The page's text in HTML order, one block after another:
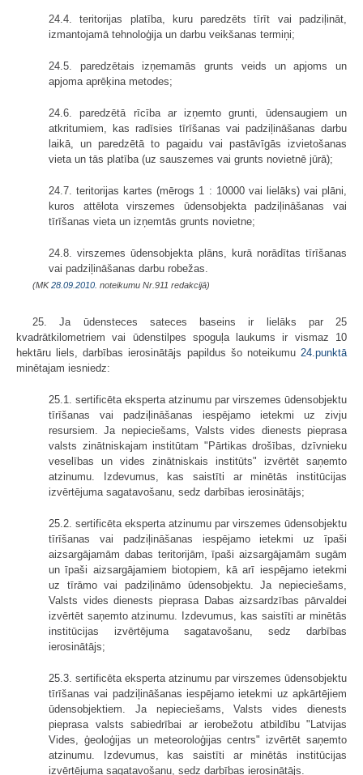
24.4. teritorijas platība, kuru paredzēts tīrīt vai padziļināt,
izmantojamā tehnoloģija un darbu veikšanas termiņi;
24.5. paredzētais izņemamās grunts veids un apjoms un
apjoma aprēķina metodes;
24.6. paredzētā rīcība ar izņemto grunti, ūdensaugiem un
atkritumiem, kas radīsies tīrīšanas vai padziļināšanas darbu
laikā, un paredzētā to pagaidu vai pastāvīgās izvietošanas
vieta un tās platība (uz sauszemes vai grunts novietnē jūrā);
24.7. teritorijas kartes (mērogs 1 : 10000 vai lielāks) vai plāni,
kuros attēlota virszemes ūdensobjekta padziļināšanas vai
tīrīšanas vieta un izņemtās grunts novietne;
24.8. virszemes ūdensobjekta plāns, kurā norādītas tīrīšanas
vai padziļināšanas darbu robežas.
(MK28.09.2010. noteikumu Nr.911 redakcijā)
25. Ja ūdensteces sateces baseins ir lielāks par 25
kvadrātkilometriem vai ūdenstilpes spoguļa laukums ir vismaz 10
hektāru liels, darbības ierosinātājs papildus šo noteikumu 24.punktā
minētajam iesniedz:
25.1. sertificēta eksperta atzinumu par virszemes ūdensobjektu
tīrīšanas vai padziļināšanas iespējamo ietekmi uz zivju
resursiem. Ja nepieciešams, Valsts vides dienests pieprasa
valsts zinātniskajam institūtam "Pārtikas drošības, dzīvnieku
veselības un vides zinātniskais institūts" izvērtēt saņemto
atzinumu. Izdevumus, kas saistīti ar minētās institūcijas
izvērtējuma sagatavošanu, sedz darbības ierosinātājs;
25.2. sertificēta eksperta atzinumu par virszemes ūdensobjektu
tīrīšanas vai padziļināšanas iespējamo ietekmi uz īpaši
aizsargājamām dabas teritorijām, īpaši aizsargājamām sugām
un īpaši aizsargājamiem biotopiem, kā arī iespējamo ietekmi
uz tīrāmo vai padziļināmo ūdensobjektu. Ja nepieciešams,
Valsts vides dienests pieprasa Dabas aizsardzības pārvaldei
izvērtēt saņemto atzinumu. Izdevumus, kas saistīti ar minētās
institūcijas izvērtējuma sagatavošanu, sedz darbības
ierosinātājs;
25.3. sertificēta eksperta atzinumu par virszemes ūdensobjektu
tīrīšanas vai padziļināšanas iespējamo ietekmi uz apkārtējiem
ūdensobjektiem. Ja nepieciešams, Valsts vides dienests
pieprasa valsts sabiedrībai ar ierobežotu atbildību "Latvijas
Vides, ģeoloģijas un meteoroloģijas centrs" izvērtēt saņemto
atzinumu. Izdevumus, kas saistīti ar minētās institūcijas
izvērtējuma sagatavošanu, sedz darbības ierosinātājs.